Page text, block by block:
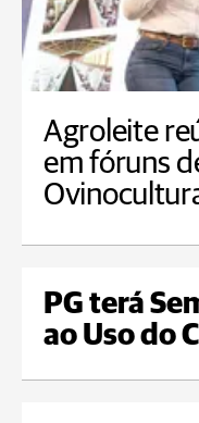
Agroleite
em fóruns
PG terá
ao Uso do